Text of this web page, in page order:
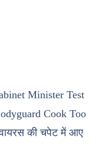
Minister Test
Cook Too
वायरस की चपेट में आए